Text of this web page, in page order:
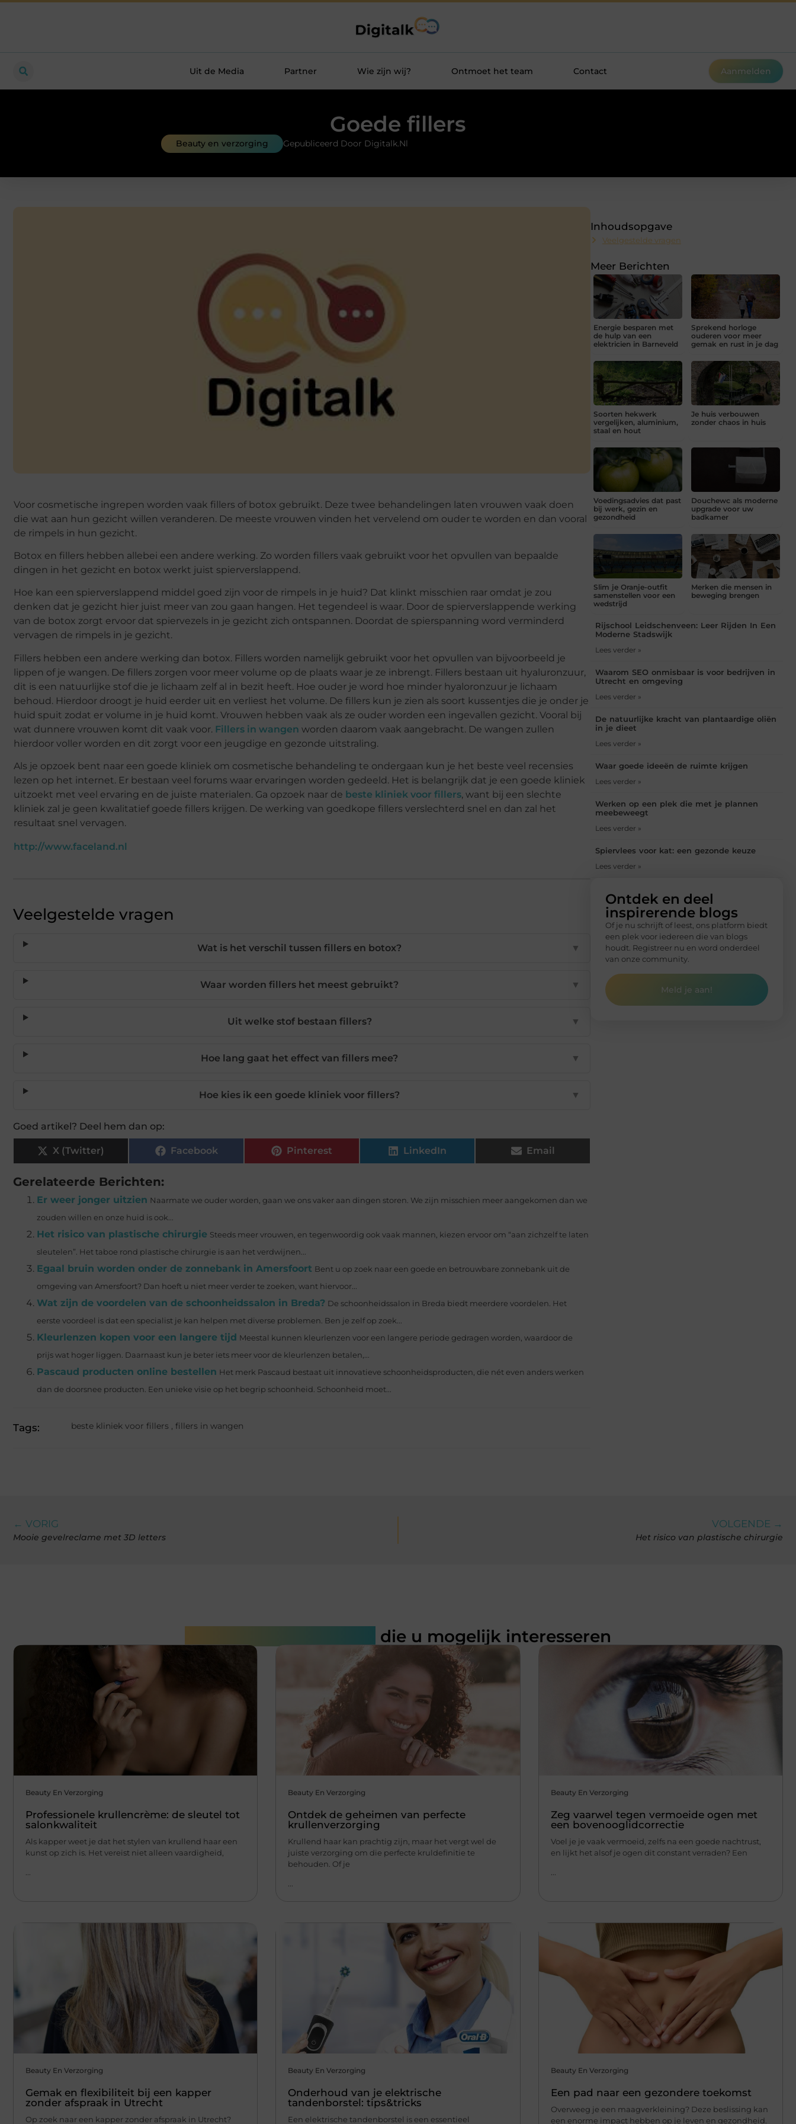
Uit de Media Partner Wie zijn wij? Ontmoet het team Contact Aanmelden
Goede fillers
Beauty en verzorging Gepubliceerd Door Digitalk.nl
Voor cosmetische ingrepen worden vaak fillers of botox gebruikt. Deze twee behandelingen laten vrouwen vaak doen
die wat aan hun gezicht willen veranderen. De meeste vrouwen vinden het vervelend om ouder te worden en dan vooral
de rimpels in hun gezicht.
Botox en fillers hebben allebei een andere werking. Zo worden fillers vaak gebruikt voor het opvullen van bepaalde
dingen in het gezicht en botox werkt juist spierverslappend.
Hoe kan een spierverslappend middel goed zijn voor de rimpels in je huid? Dat klinkt misschien raar omdat je zou
denken dat je gezicht hier juist meer van zou gaan hangen. Het tegendeel is waar. Door de spierverslappende werking
van de botox zorgt ervoor dat spiervezels in je gezicht zich ontspannen. Doordat de spierspanning word verminderd
vervagen de rimpels in je gezicht.
Fillers hebben een andere werking dan botox. Fillers worden namelijk gebruikt voor het opvullen van bijvoorbeeld je
lippen of je wangen. De fillers zorgen voor meer volume op de plaats waar je ze inbrengt. Fillers bestaan uit hyaluronzuur,
dit is een natuurlijke stof die je lichaam zelf al in bezit heeft. Hoe ouder je word hoe minder hyaloronzuur je lichaam
behoud. Hierdoor droogt je huid eerder uit en verliest het volume. De fillers kun je zien als soort kussentjes die je onder je
huid spuit zodat er volume in je huid komt. Vrouwen hebben vaak als ze ouder worden een ingevallen gezicht. Vooral bij
wat dunnere vrouwen komt dit vaak voor. Fillers in wangen worden daarom vaak aangebracht. De wangen zullen
hierdoor voller worden en dit zorgt voor een jeugdige en gezonde uitstraling.
Als je opzoek bent naar een goede kliniek om cosmetische behandeling te ondergaan kun je het beste veel recensies
lezen op het internet. Er bestaan veel forums waar ervaringen worden gedeeld. Het is belangrijk dat je een goede kliniek
uitzoekt met veel ervaring en de juiste materialen. Ga opzoek naar de beste kliniek voor fillers, want bij een slechte
kliniek zal je geen kwalitatief goede fillers krijgen. De werking van goedkope fillers verslechterd snel en dan zal het
resultaat snel vervagen.
http://www.faceland.nl
Veelgestelde vragen
Wat is het verschil tussen fillers en botox? ▼
Waar worden fillers het meest gebruikt? ▼
Uit welke stof bestaan fillers? ▼
Hoe lang gaat het effect van fillers mee? ▼
Hoe kies ik een goede kliniek voor fillers? ▼
Goed artikel? Deel hem dan op:
X (Twitter) Facebook Pinterest LinkedIn Email
Gerelateerde Berichten:
Er weer jonger uitzien Naarmate we ouder worden, gaan we ons vaker aan dingen storen. We zijn misschien meer aangekomen dan we
zouden willen en onze huid is ook...
Het risico van plastische chirurgie Steeds meer vrouwen, en tegenwoordig ook vaak mannen, kiezen ervoor om “aan zichzelf te laten
sleutelen”. Het taboe rond plastische chirurgie is aan het verdwijnen...
Egaal bruin worden onder de zonnebank in Amersfoort Bent u op zoek naar een goede en betrouwbare zonnebank uit de
omgeving van Amersfoort? Dan hoeft u niet meer verder te zoeken, want hiervoor...
Wat zijn de voordelen van de schoonheidssalon in Breda? De schoonheidssalon in Breda biedt meerdere voordelen. Het
eerste voordeel is dat een specialist je kan helpen met diverse problemen. Ben je zelf op zoek...
Kleurlenzen kopen voor een langere tijd Meestal kunnen kleurlenzen voor een langere periode gedragen worden, waardoor de
prijs wat hoger liggen. Daarnaast kun je beter iets meer voor de kleurlenzen betalen,...
Pascaud producten online bestellen Het merk Pascaud bestaat uit innovatieve schoonheidsproducten, die nét even anders werken
dan de doorsnee producten. Een unieke visie op het begrip schoonheid. Schoonheid moet...
Tags: beste kliniek voor fillers , fillers in wangen
Inhoudsopgave
Veelgestelde vragen
Meer Berichten
Energie besparen met
de hulp van een
elektricien in Barneveld
Sprekend horloge
ouderen voor meer
gemak en rust in je dag
Soorten hekwerk
vergelijken, aluminium,
staal en hout
Je huis verbouwen
zonder chaos in huis
Voedingsadvies dat past
bij werk, gezin en
gezondheid
Douchewc als moderne
upgrade voor uw
badkamer
Slim je Oranje-outfit
samenstellen voor een
wedstrijd
Merken die mensen in
beweging brengen
Rijschool Leidschenveen: Leer Rijden In Een
Moderne Stadswijk
Lees verder »
Waarom SEO onmisbaar is voor bedrijven in
Utrecht en omgeving
Lees verder »
De natuurlijke kracht van plantaardige oliën
in je dieet
Lees verder »
Waar goede ideeën de ruimte krijgen
Lees verder »
Werken op een plek die met je plannen
meebeweegt
Lees verder »
Spiervlees voor kat: een gezonde keuze
Lees verder »
Ontdek en deel
inspirerende blogs
Of je nu schrijft of leest, ons platform biedt
een plek voor iedereen die van blogs
houdt. Registreer nu en word onderdeel
van onze community.
Meld je aan!
← VORIG
Mooie gevelreclame met 3D letters
VOLGENDE →
Het risico van plastische chirurgie
die u mogelijk interesseren
Beauty En Verzorging
Professionele krullencrème: de sleutel tot
salonkwaliteit
Als kapper weet je dat het stylen van krullend haar een
kunst op zich is. Het vereist niet alleen vaardigheid,
...
Beauty En Verzorging
Ontdek de geheimen van perfecte
krullenverzorging
Krullend haar kan prachtig zijn, maar het vergt wel de
juiste verzorging om die perfecte kruldefinitie te
behouden. Of je
...
Beauty En Verzorging
Zeg vaarwel tegen vermoeide ogen met
een bovenooglidcorrectie
Voel je je vaak vermoeid, zelfs na een goede nachtrust,
en lijkt het alsof je ogen dit constant verraden? Een
...
Beauty En Verzorging
Gemak en flexibiliteit bij een kapper
zonder afspraak in Utrecht
Op zoek naar een kapper zonder afspraak in Utrecht?
Beauty En Verzorging
Onderhoud van je elektrische
tandenborstel: tips&tricks
Een elektrische tandenborstel is een essentieel
Beauty En Verzorging
Een pad naar een gezondere toekomst
Overweeg je een maagverkleining? Deze beslissing kan
een enorme impact hebben op je leven en gezondheid.